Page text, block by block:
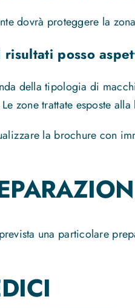
dovrà proteggere la
risultati posso
della tipologia di
Le zone trattate esposte
la brochure con
una particolare